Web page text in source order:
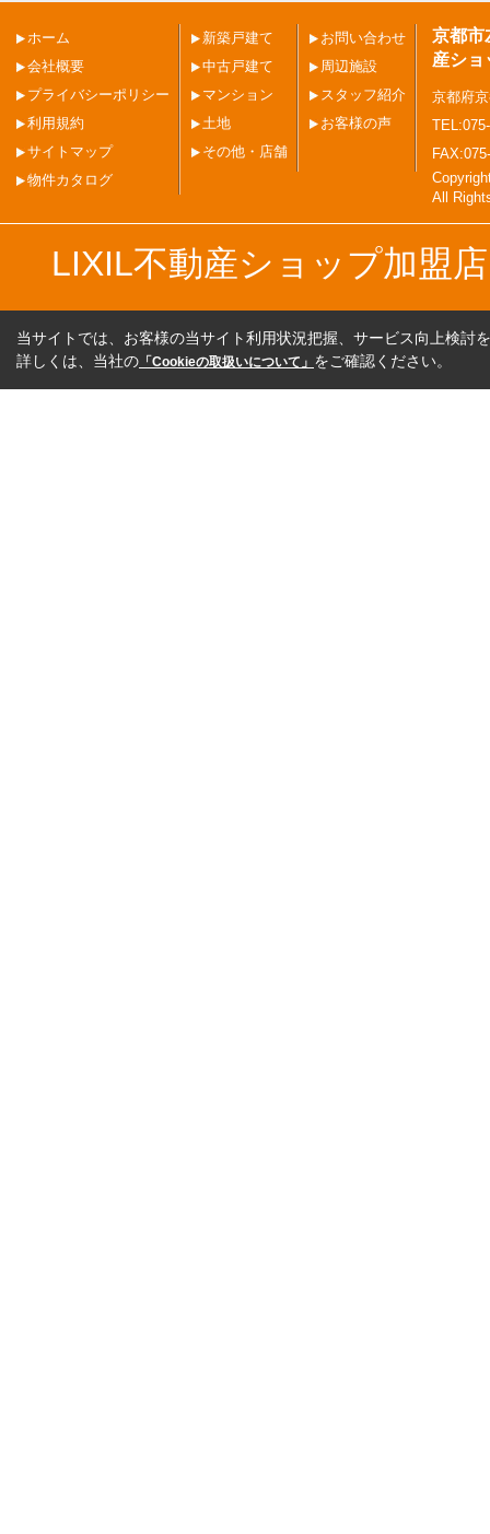
ホーム
会社概要
プライバシーポリシー
利用規約
サイトマップ
物件カタログ
新築戸建て
中古戸建て
マンション
土地
その他・店舗
お問い合わせ
周辺施設
スタッフ紹介
お客様の声
京都市
産ショ
京都府
All
LIXIL不動産ショップ加盟
当サイトでは、お客様の当サイト利用状況把握、サービス向上検討
詳しくは、当社の 「Cookieの取扱いについて」 をご確認ください。